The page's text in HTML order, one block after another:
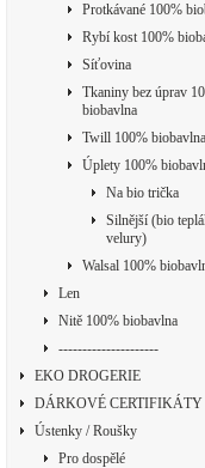
Protkávané 100%
Rybí kost 100%
Síťovina
Tkaniny bez úprav
biobavlna
Twill 100% biobavlna
Úplety 100%
Na bio trička
Silnější (bio
velury)
Walsal 100%
Len
Nitě 100% biobavlna
---------------------
EKO DROGERIE
DÁRKOVÉ CERTIFIKÁTY
Ústenky / Roušky
Pro dospělé